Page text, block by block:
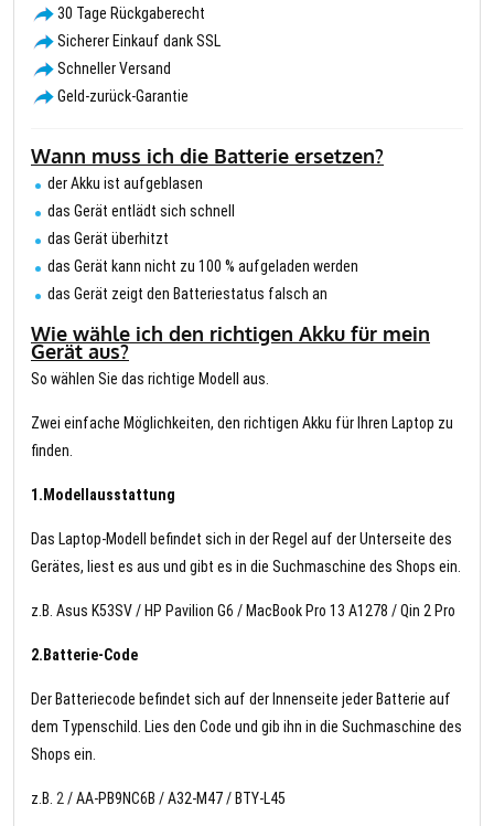
30 Tage Rückgaberecht
Sicherer Einkauf dank SSL
Schneller Versand
Geld-zurück-Garantie
Wann muss ich die Batterie ersetzen?
der Akku ist aufgeblasen
das Gerät entlädt sich schnell
das Gerät überhitzt
das Gerät kann nicht zu 100 % aufgeladen werden
das Gerät zeigt den Batteriestatus falsch an
Wie wähle ich den richtigen Akku für mein
Gerät aus?
So wählen Sie das richtige Modell aus.
Zwei einfache Möglichkeiten, den richtigen Akku für Ihren Laptop zu
finden.
1.Modellausstattung
Das Laptop-Modell befindet sich in der Regel auf der Unterseite des
Gerätes, liest es aus und gibt es in die Suchmaschine des Shops ein.
z.B. Asus K53SV / HP Pavilion G6 / MacBook Pro 13 A1278 / Qin 2 Pro
2.Batterie-Code
Der Batteriecode befindet sich auf der Innenseite jeder Batterie auf
dem Typenschild. Lies den Code und gib ihn in die Suchmaschine des
Shops ein.
z.B. 2/ AA-PB9NC6B / A32-M47 / BTY-L45